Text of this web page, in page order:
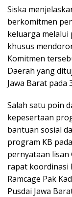
Siska
berkomitmen
keluarga melalui
khusus
Komitmen
Daerah yang
Jawa Barat pada
Salah satu poin
kepesertaan
bantuan sosial
program KB
pernyataan lisan
rapat koordinasi
Ramcage Pak
Pusdai Jawa